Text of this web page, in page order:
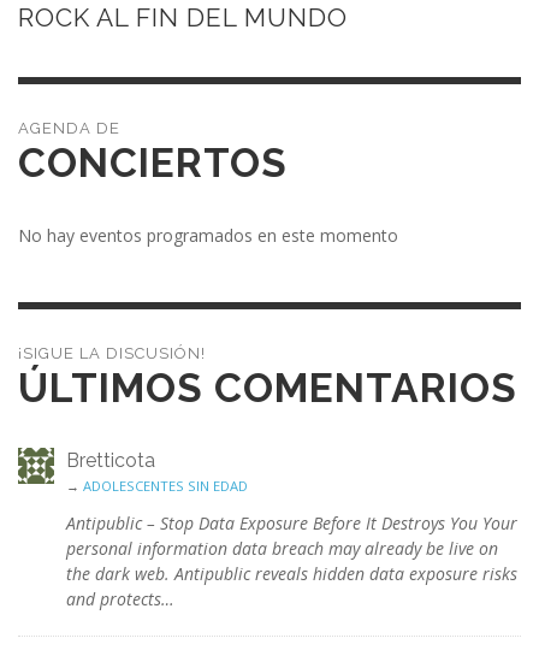
ROCK AL FIN DEL MUNDO
CONCIERTOS
No hay eventos programados en este momento
¡SIGUE LA DISCUSIÓN!
ÚLTIMOS COMENTARIOS
Bretticota
→ ADOLESCENTES SIN EDAD
Antipublic – Stop Data Exposure Before It Destroys You Your
personal information data breach may already be live on
the dark web. Antipublic reveals hidden data exposure risks
and protects…